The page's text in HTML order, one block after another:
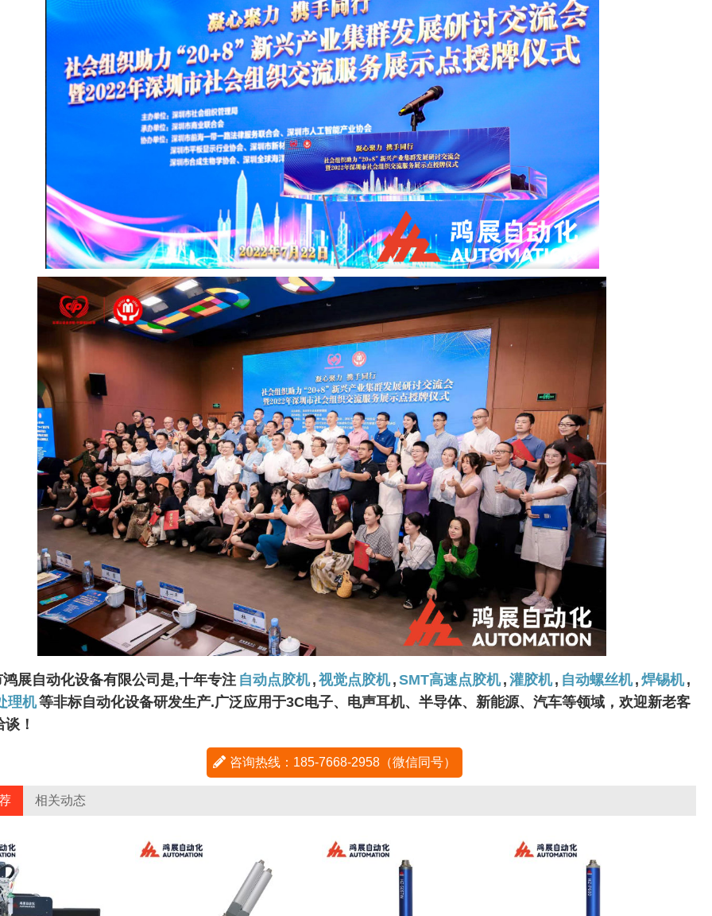
展自动化设备有限公司是,十年专注 自动点胶机 , 视觉点胶机 , SMT高速点胶机 , 灌胶机 , 自动螺丝机 , 焊锡机 ,
理机等非标自动化设备研发生产.广泛应用于3C电子、电声耳机、半导体、新能源、汽车等领域，欢迎新老客
！
咨询热线：185-7668-2958（微信同号）
相关动态